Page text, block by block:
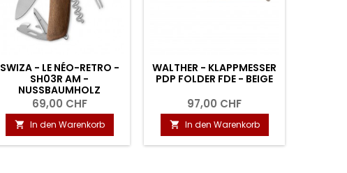
SWIZA - LE NÉO-RETRO -
SH03R AM -
NUSSBAUMHOLZ
69,00 CHF
 In den Warenkorb
WALTHER - KLAPPMESSER
PDP FOLDER FDE - BEIGE
97,00 CHF
 In den Warenkorb